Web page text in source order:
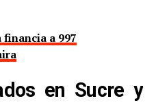
a 997
en Sucre y